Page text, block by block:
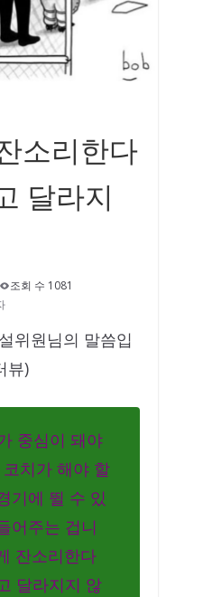
소리한다
달라지
조회 수 1081
위원님의 말씀입
뷰)
중심이 돼야
치가 해야 할
기에 뛸 수 있
어주는 겁니
잔소리한다
달라지지 않